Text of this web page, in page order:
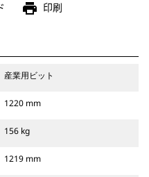
print 印刷
産業用ビット
1220 mm
156 kg
1219 mm